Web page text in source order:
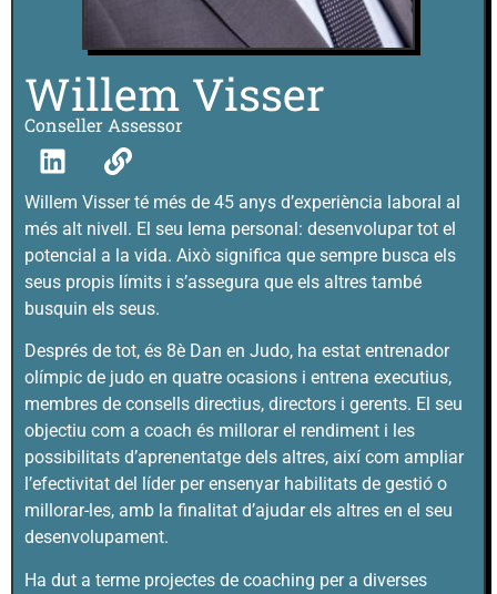
Willem Visser
Conseller Assessor
Willem Visser té més de 45 anys d’experiència laboral al
més alt nivell. El seu lema personal: desenvolupar tot el
potencial a la vida. Això significa que sempre busca els
seus propis límits i s’assegura que els altres també
busquin els seus.
Després de tot, és 8è Dan en Judo, ha estat entrenador
olímpic de judo en quatre ocasions i entrena executius,
membres de consells directius, directors i gerents. El seu
objectiu com a coach és millorar el rendiment i les
possibilitats d’aprenentatge dels altres, així com ampliar
l’efectivitat del líder per ensenyar habilitats de gestió o
millorar-les, amb la finalitat d’ajudar els altres en el seu
desenvolupament.
Ha dut a terme projectes de coaching per a diverses